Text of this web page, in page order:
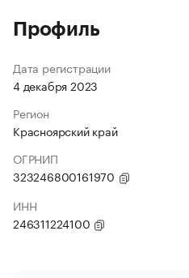
Профиль
Дата регистрации
4 декабря 2023
Регион
Красноярский край
ОГРНИП
323246800161970
ИНН
246311224100